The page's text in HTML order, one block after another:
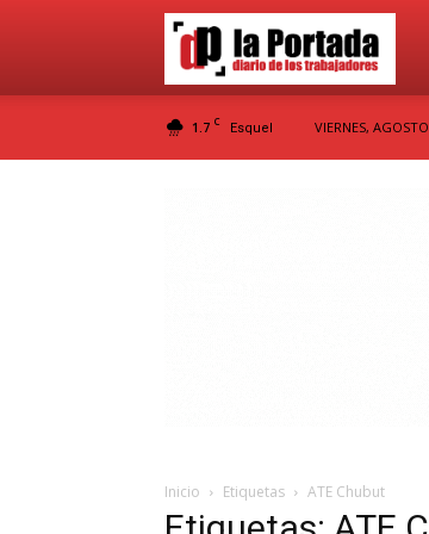
1.7 C Esquel VIERNES,
Inicio Etiquetas ATE Chubut